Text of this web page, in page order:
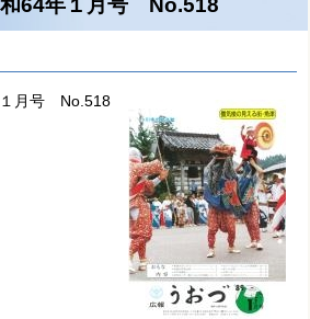
64年１月号 No.518
月号 No.518